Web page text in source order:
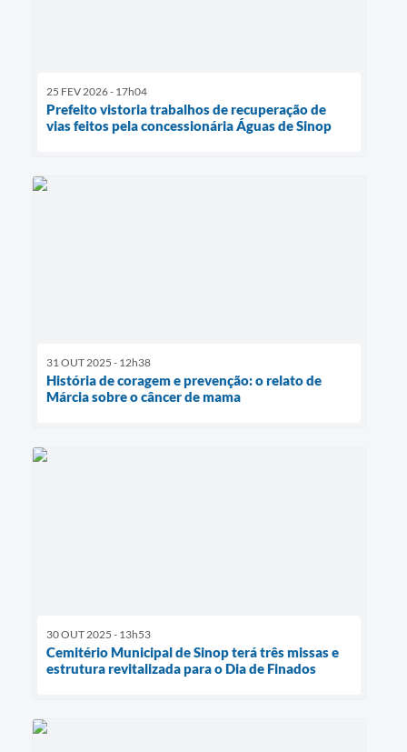
25 FEV 2026 - 17h04
Prefeito vistoria trabalhos de recuperação de
vias feitos pela concessionária Águas de Sinop
31 OUT 2025 - 12h38
História de coragem e prevenção: o relato de
Márcia sobre o câncer de mama
30 OUT 2025 - 13h53
Cemitério Municipal de Sinop terá três missas e
estrutura revitalizada para o Dia de Finados